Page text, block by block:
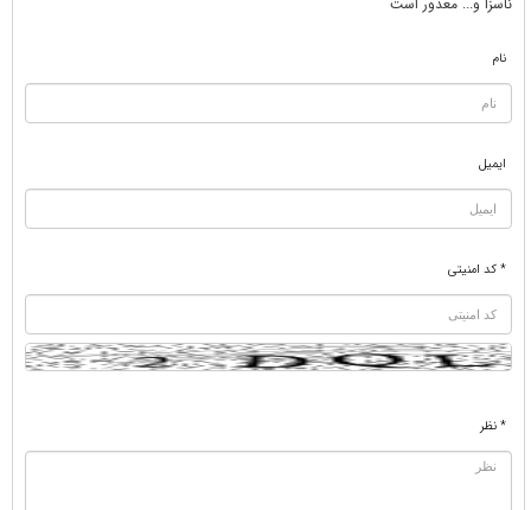
نام
ایمیل
* کد امنیتی
* نظر